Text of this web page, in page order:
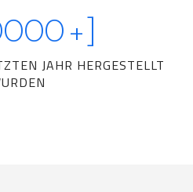
+]
JAHR HERGESTELLT